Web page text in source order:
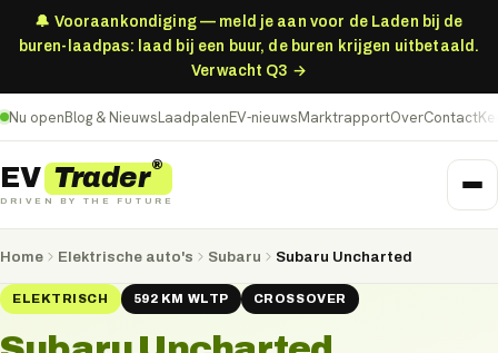
🔔 Vooraankondiging — meld je aan voor de Laden bij de
buren-laadpas: laad bij een buur, de buren krijgen uitbetaald.
Verwacht Q3 →
Nu openBlog & NieuwsLaadpalenEV-nieuwsMarktrapportOverContact
EV Trader®
DRIVEN BY THE FUTURE
Home Elektrische auto's Subaru Subaru Uncharted
ELEKTRISCH 592 KM WLTP CROSSOVER